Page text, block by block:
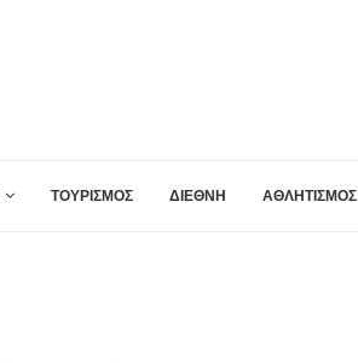
ΤΟΥΡΙΣΜΟΣ ΔΙΕΘΝΗ ΑΘΛΗΤΙΣΜΟΣ